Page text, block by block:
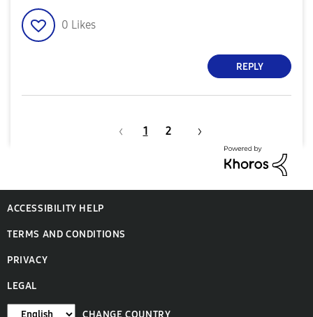
0 Likes
REPLY
1 2
ACCESSIBILITY HELP
TERMS AND CONDITIONS
PRIVACY
LEGAL
CHANGE COUNTRY